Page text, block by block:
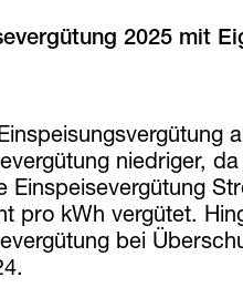
2025 mit
niedriger,
Einspeisevergütung
pro kWh vergütet.
bei